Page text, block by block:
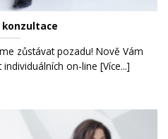
konzultace
zůstávat pozadu! Nově Vám
on-line [Více...]